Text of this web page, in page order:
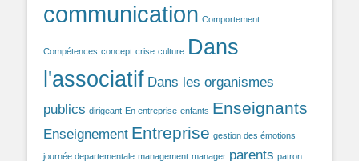
communication Comportement
Compétences concept crise culture Dans
l'associatif Dans les organismes
publics dirigeant En entreprise enfants Enseignants
Enseignement Entreprise gestion des émotions
journée departementale management manager parents patron